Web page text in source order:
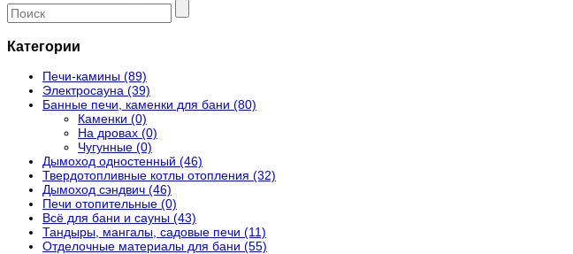
Категории
Печи-камины (89)
Электросауна (39)
Банные печи, каменки для бани (80)
Каменки (0)
На дровах (0)
Чугунные (0)
Дымоход одностенный (46)
Твердотопливные котлы отопления (32)
Дымоход сэндвич (46)
Печи отопительные (0)
Всё для бани и сауны (43)
Тандыры, мангалы, садовые печи (11)
Отделочные материалы для бани (55)